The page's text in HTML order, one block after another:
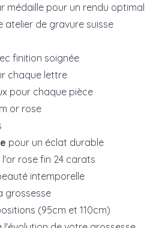
médaille pour un rendu optimal
atelier de gravure suisse
finition soignée
chaque lettre
pour chaque pièce
or rose
pour un éclat durable
rose fin 24 carats
intemporelle
grossesse
(95cm et 110cm)